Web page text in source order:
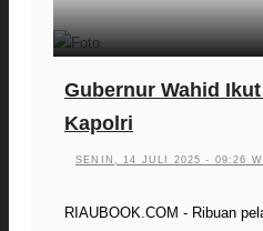
Gubernur Wahid
Kapolri
SENIN, 14 JULI 2025 - 09:26
RIAUBOOK.COM - Ribuan